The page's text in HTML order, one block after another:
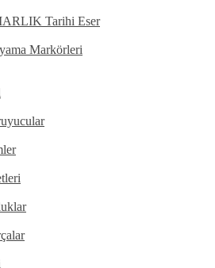
Tarihi Eser
Markörleri